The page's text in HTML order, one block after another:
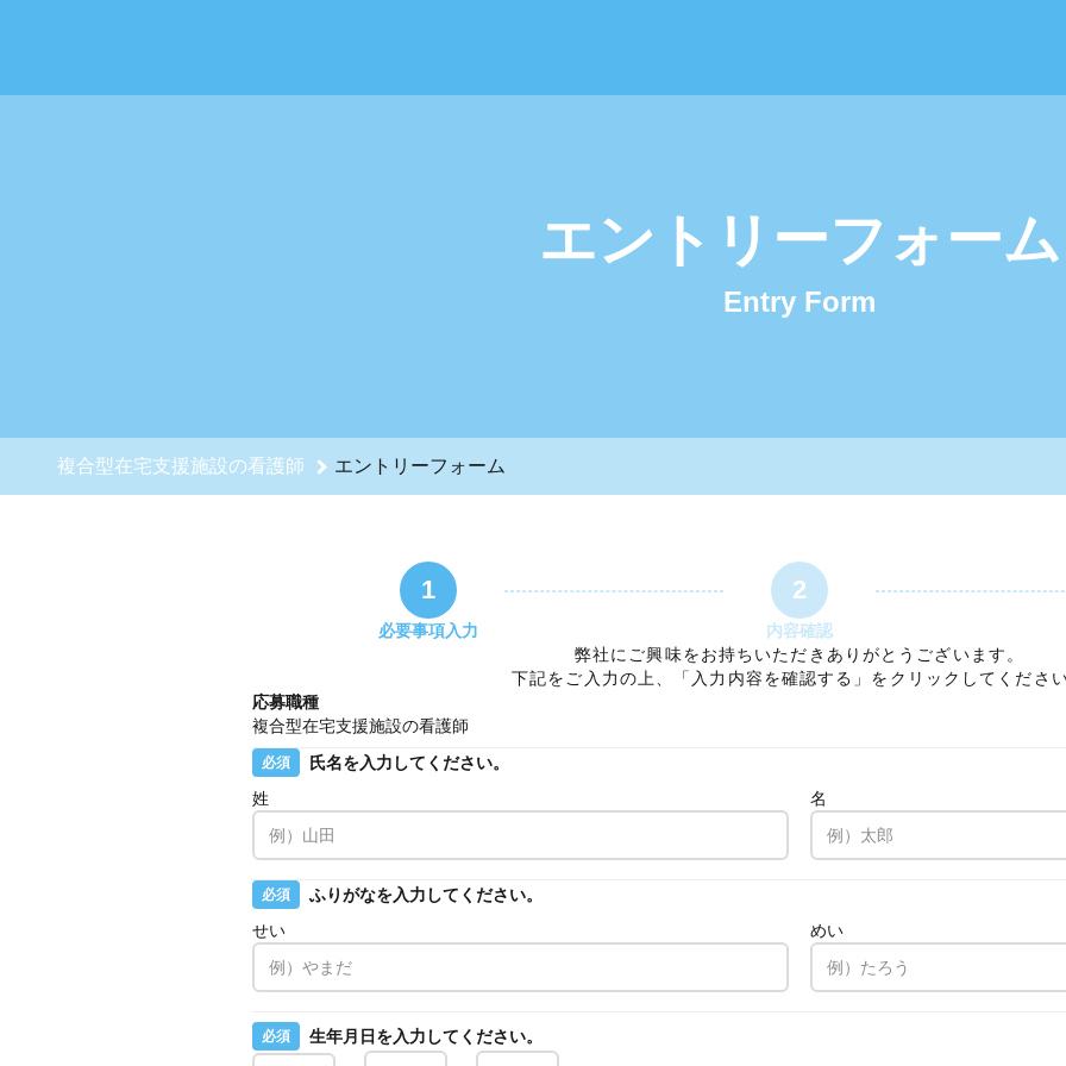
エントリーフォーム
Entry Form
複合型在宅支援施設の看護師 エントリーフォーム
1
必要事項入力
2
内容確認
弊社にご興味をお持ちいただきありがとうございます。
下記をご入力の上、「入力内容を確認する」をクリックしてください
応募職種
複合型在宅支援施設の看護師
必須
氏名を入力してください。
姓
名
必須
ふりがなを入力してください。
せい
めい
必須 生年月日を入力してください。